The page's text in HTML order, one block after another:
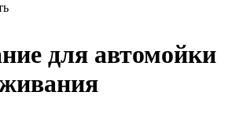
для автомойки